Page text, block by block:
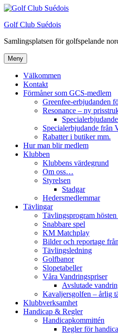
Hoppa
innehåll
Golf Club Suédois
Samlingsplatsen för golfspelande
Meny
Välkommen
Kontakt
Förmåner som GCS-medlem
Greenfee-erbjudanden
Resonance – ny
Specialerbjudande från
Rabatter i butiker mm.
Hur man blir medlem
Klubben
Klubbens värdegrund
Om oss…
Styrelsen
Stadgar
Hedersmedlemmar
Tävlingar
Tävlingsprogram
Snabbare spel
KM Matchplay
Bilder och reportage
Tävlingsledning
Golfbanor
Slopetabeller
Våra Vandringspriser
Avslutade
Kavaljersgolfen – årlig
Klubbverksamhet
Handicap & Regler
Handicapkommittén
Regler för